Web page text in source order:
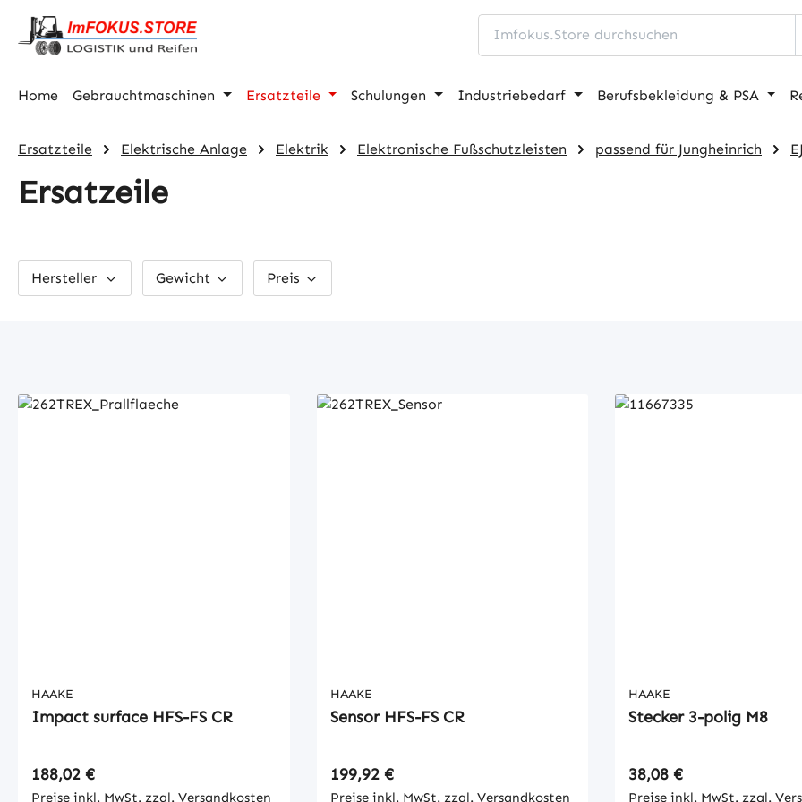
Hauptinhalt springen
Zur Suche springen
Zur Hauptnavigation springen
Home Gebrauchtmaschinen Ersatzteile Schulungen Industriebedarf Berufsbekleidung & PSA
Ersatzteile Elektrische Anlage Elektrik Elektronische Fußschutzleisten passend für Jungheinrich
Ersatzeile
Hersteller Gewicht Preis
HAAKE
Impact surface HFS-FS CR
Regulärer Preis:
188,02 €
Preise inkl. MwSt. zzgl. Versandkosten
HAAKE
Sensor HFS-FS CR
Regulärer Preis:
199,92 €
Preise inkl. MwSt. zzgl. Versandkosten
HAAKE
Stecker 3-polig M8
Regulärer Preis:
38,08 €
Preise inkl. MwSt. zzgl.